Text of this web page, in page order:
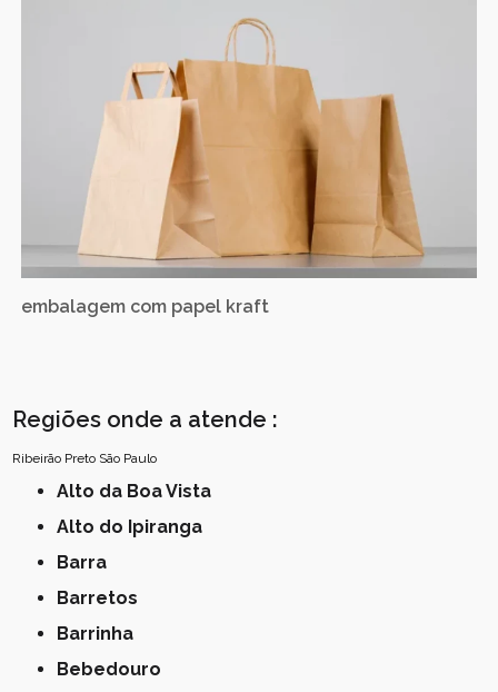
embalagem com papel kraft
Regiões onde a atende :
Ribeirão Preto São Paulo
Alto da Boa Vista
Alto do Ipiranga
Barra
Barretos
Barrinha
Bebedouro